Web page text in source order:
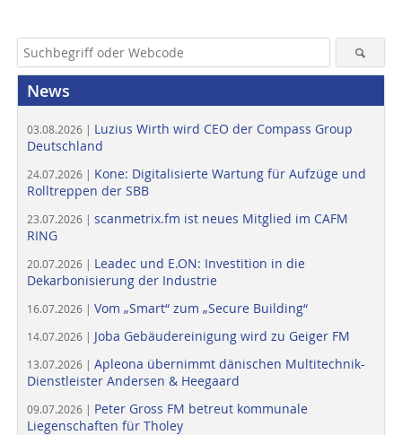
News
03.08.2026 | Luzius Wirth wird CEO der Compass Group
Deutschland
24.07.2026 | Kone: Digitalisierte Wartung für Aufzüge und
Rolltreppen der SBB
23.07.2026 | scanmetrix.fm ist neues Mitglied im CAFM
RING
20.07.2026 | Leadec und E.ON: Investition in die
Dekarbonisierung der Industrie
16.07.2026 | Vom „Smart“ zum „Secure Building“
14.07.2026 | Joba Gebäudereinigung wird zu Geiger FM
13.07.2026 | Apleona übernimmt dänischen Multitechnik-
Dienstleister Andersen & Heegaard
09.07.2026 | Peter Gross FM betreut kommunale
Liegenschaften für Tholey